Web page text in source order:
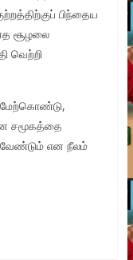
பிந்தைய
சூழலை
வெற்றி
மேற்கொண்டு,
சமூகத்தை
வேண்டும் என நீலம்